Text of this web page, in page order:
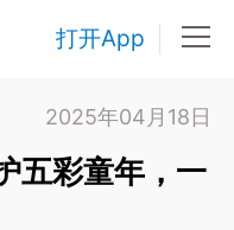
打开App
2025年04月18日
五彩童年，一